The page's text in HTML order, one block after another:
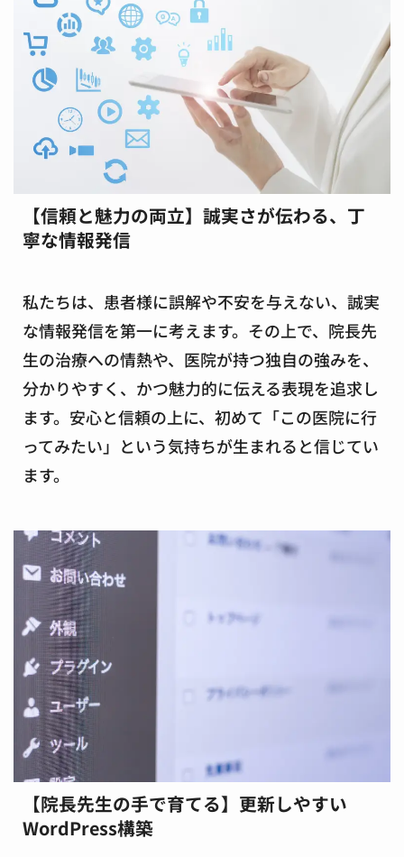
【信頼と魅力の両立】誠実さが伝わる、丁
寧な情報発信
私たちは、患者様に誤解や不安を与えない、誠実
な情報発信を第一に考えます。その上で、院長先
生の治療への情熱や、医院が持つ独自の強みを、
分かりやすく、かつ魅力的に伝える表現を追求し
ます。安心と信頼の上に、初めて「この医院に行
ってみたい」という気持ちが生まれると信じてい
ます。
【院長先生の手で育てる】更新しやすい
WordPress構築